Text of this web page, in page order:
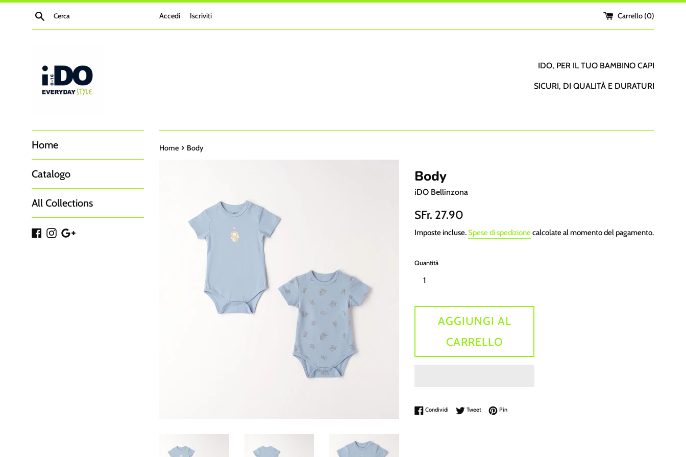
Vai
direttamente Cerca Accedi Iscriviti Carrello (0)
IDO, PER IL TUO BAMBINO CAPI
SICURI, DI QUALITÀ E DURATURI
Home
Catalogo
All Collections
Facebook
InstagramGoogle
Home › Body
Body
iDO Bellinzona
Prezzo
listino
SFr. 27.90
Imposte incluse.Spese di spedizionecalcolate al momento del pagamento.
Quantità
AGGIUNGI AL
CARRELLO
Condividi Condividi su Facebook
TweetTwitta su Twitter
PinPinna su Pinterest